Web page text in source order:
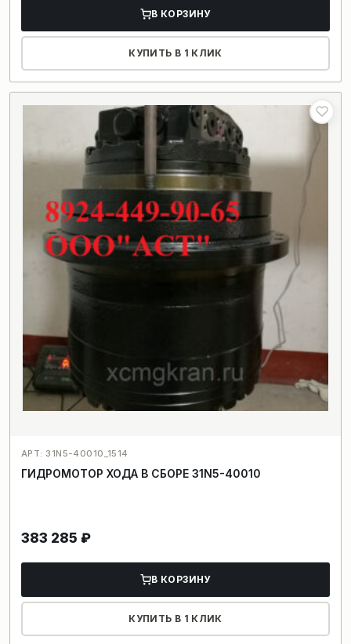
В КОРЗИНУ
КУПИТЬ В 1 КЛИК
АРТ: 31N5-40010_1514
ГИДРОМОТОР ХОДА В СБОРЕ 31N5-40010
383 285 ₽
В КОРЗИНУ
КУПИТЬ В 1 КЛИК